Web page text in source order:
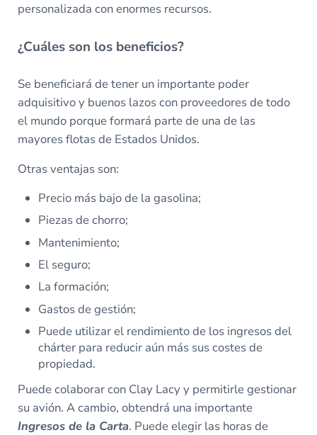
personalizada con enormes recursos.
¿Cuáles son los beneficios?
Se beneficiará de tener un importante poder
adquisitivo y buenos lazos con proveedores de todo
el mundo porque formará parte de una de las
mayores flotas de Estados Unidos.
Otras ventajas son:
Precio más bajo de la gasolina;
Piezas de chorro;
Mantenimiento;
El seguro;
La formación;
Gastos de gestión;
Puede utilizar el rendimiento de los ingresos del
chárter para reducir aún más sus costes de
propiedad.
Puede colaborar con Clay Lacy y permitirle gestionar
su avión. A cambio, obtendrá una importante
Ingresos de la Carta. Puede elegir las horas de